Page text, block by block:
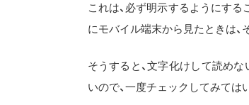
これは、必ず明示するようにす
にモバイル端末から見たときは、
そうすると、文字化けして読め
いので、一度チェックしてみては